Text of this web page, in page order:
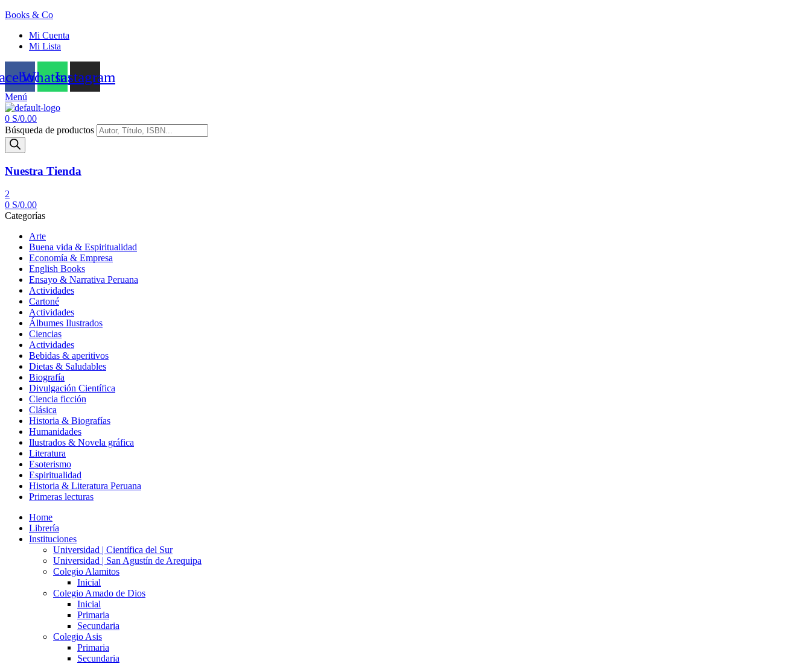
Books & Co
Mi Cuenta
Mi Lista
WhatsappInstagram
Menú
0 S/0.00
Búsqueda de productos
Nuestra Tienda
2
0 S/0.00
Categorías
Arte
Buena vida & Espiritualidad
Economía & Empresa
English Books
Ensayo & Narrativa Peruana
Actividades
Cartoné
Actividades
Álbumes Ilustrados
Ciencias
Actividades
Bebidas & aperitivos
Dietas & Saludables
Biografía
Divulgación Científica
Ciencia ficción
Clásica
Historia & Biografías
Humanidades
Ilustrados & Novela gráfica
Literatura
Esoterismo
Espiritualidad
Historia & Literatura Peruana
Primeras lecturas
Home
Librería
Instituciones
Universidad | Científica del Sur
Universidad | San Agustín de Arequipa
Colegio Alamitos
Inicial
Colegio Amado de Dios
Inicial
Primaria
Secundaria
Colegio Asis
Primaria
Secundaria